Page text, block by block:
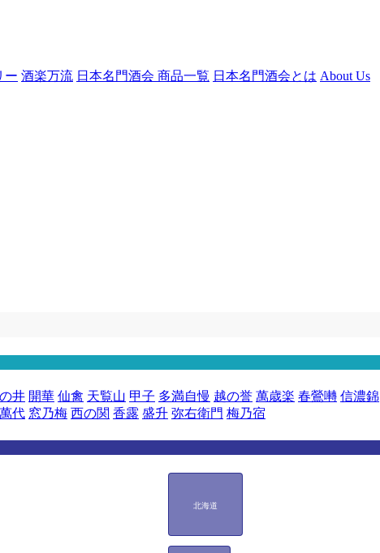
ー 酒楽万流 日本名門酒会 商品一覧 日本名門酒会とは About Us
井 開華 仙禽 天覧山 甲子 多満自慢 越の誉 萬歳楽 春鶯囀 信濃錦
萬代 窓乃梅 西の関 香露 盛升 弥右衛門 梅乃宿
北海道